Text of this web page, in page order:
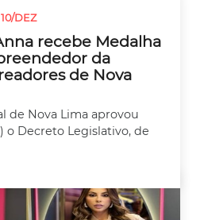
10/DEZ
recebe Medalha
da
de Nova
de Nova Lima aprovou
o Decreto Legislativo, de